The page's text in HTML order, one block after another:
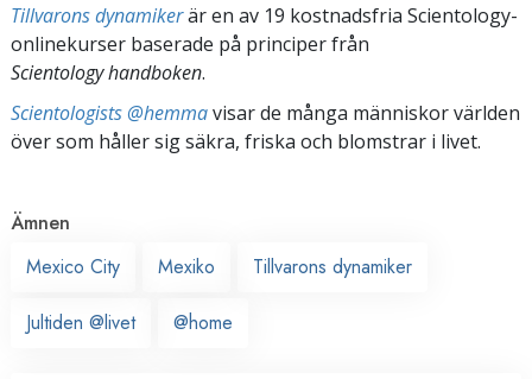
Tillvarons dynamikerär en av 19 kostnadsfria Scientology-
onlinekurser baserade på principer från
Scientology handboken.
Scientologists @hemmavisar de många människor världen
över som håller sig säkra, friska och blomstrar i livet.
Ämnen
Mexico City
Mexiko Tillvarons dynamiker
Jultiden @livet @home